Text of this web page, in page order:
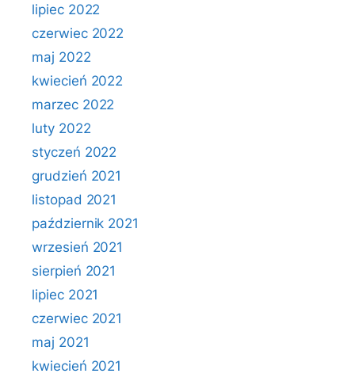
lipiec 2022
czerwiec 2022
maj 2022
kwiecień 2022
marzec 2022
luty 2022
styczeń 2022
grudzień 2021
listopad 2021
październik 2021
wrzesień 2021
sierpień 2021
lipiec 2021
czerwiec 2021
maj 2021
kwiecień 2021